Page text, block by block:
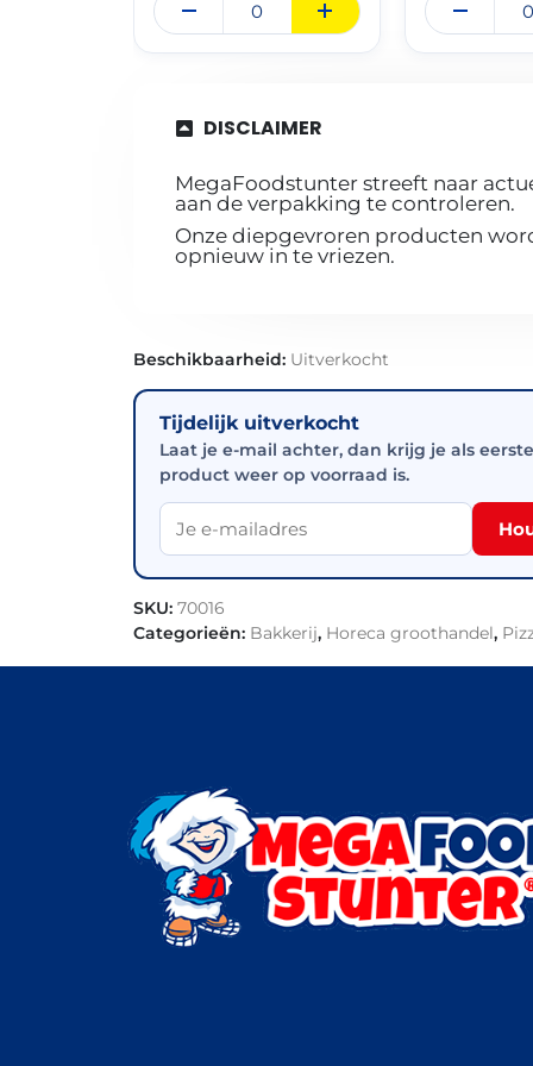
DISCLAIMER
MegaFoodstunter streeft naar
aan de verpakking te controleren.
Onze diepgevroren producten
opnieuw in te vriezen.
Beschikbaarheid: Uitverkocht
Tijdelijk uitverkocht
Laat je e-mail achter, dan krijg je als
product weer op voorraad is.
SKU: 70016
Categorieën: Bakkerij, Horeca groothandel,